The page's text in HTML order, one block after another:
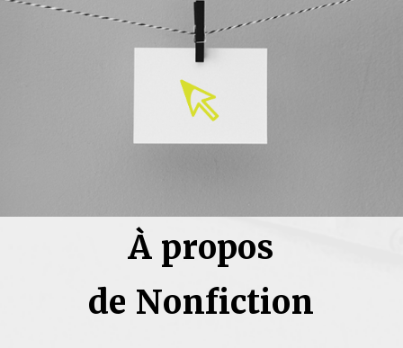
À propos
de Nonfiction